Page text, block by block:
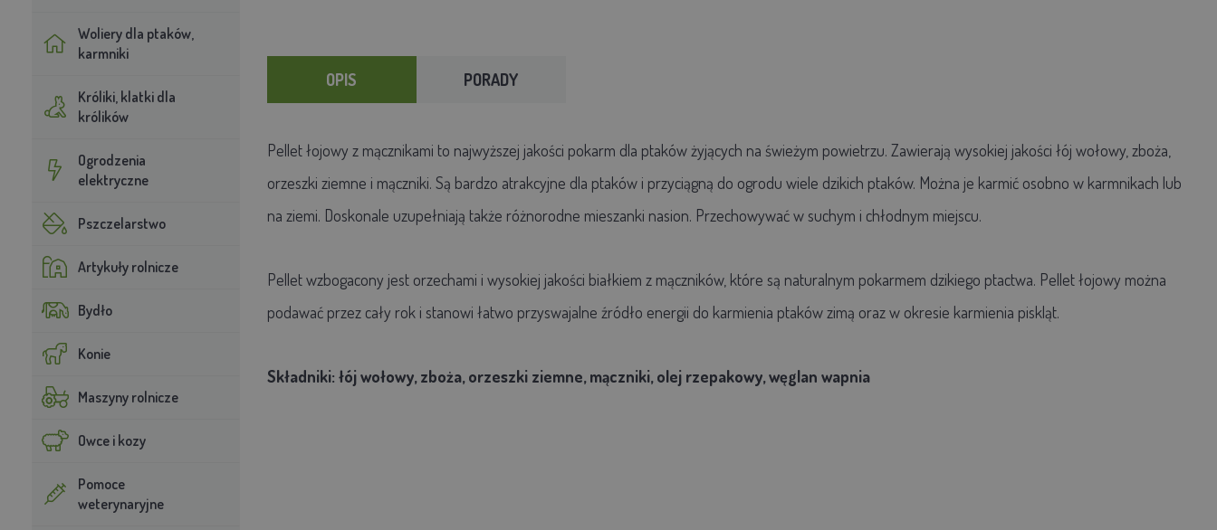
Woliery dla ptaków,
karmniki
Króliki, klatki dla
królików
Ogrodzenia
elektryczne
Pszczelarstwo
Artykuły rolnicze
Bydło
Konie
Maszyny rolnicze
Owce i kozy
Pomoce
weterynaryjne
OPIS PORADY
Pellet łojowy z mącznikami to najwyższej jakości pokarm dla ptaków żyjących na świeżym powietrzu. Zawierają wysokiej jakości łój wołowy, zboża,
orzeszki ziemne i mączniki. Są bardzo atrakcyjne dla ptaków i przyciągną do ogrodu wiele dzikich ptaków. Można je karmić osobno w karmnikach lub
na ziemi. Doskonale uzupełniają także różnorodne mieszanki nasion. Przechowywać w suchym i chłodnym miejscu.
Pellet wzbogacony jest orzechami i wysokiej jakości białkiem z mączników, które są naturalnym pokarmem dzikiego ptactwa. Pellet łojowy można
podawać przez cały rok i stanowi łatwo przyswajalne źródło energii do karmienia ptaków zimą oraz w okresie karmienia piskląt.
Składniki: łój wołowy, zboża, orzeszki ziemne, mączniki, olej rzepakowy, węglan wapnia